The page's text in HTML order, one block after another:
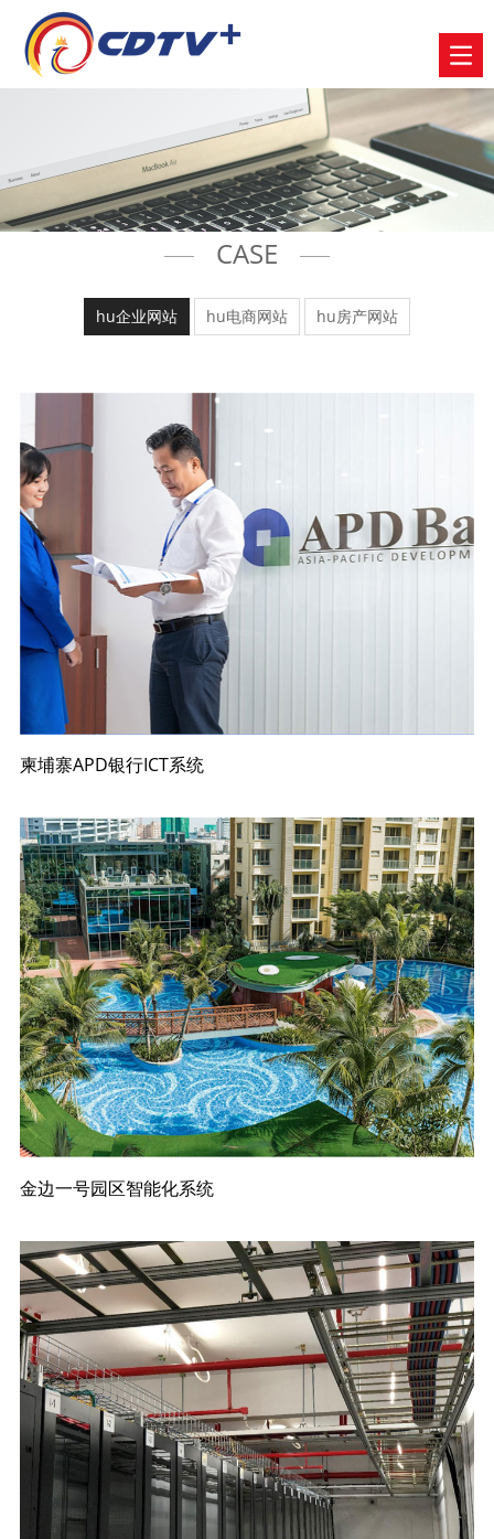
CASE
hu企业网站 hu电商网站 hu房产网站
柬埔寨APD银行ICT系统
金边一号园区智能化系统